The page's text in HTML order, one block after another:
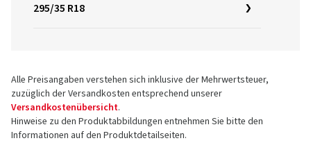
295/35 R18
Alle Preisangaben verstehen sich inklusive der Mehrwertsteuer,
zuzüglich der Versandkosten entsprechend unserer
Versandkostenübersicht.
Hinweise zu den Produktabbildungen entnehmen Sie bitte den
Informationen auf den Produktdetailseiten.